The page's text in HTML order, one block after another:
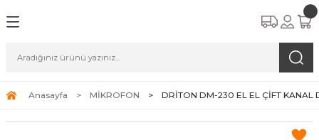
Anasayfa MİKROFON DRİTON DM-230 EL EL ÇİFT KANAL